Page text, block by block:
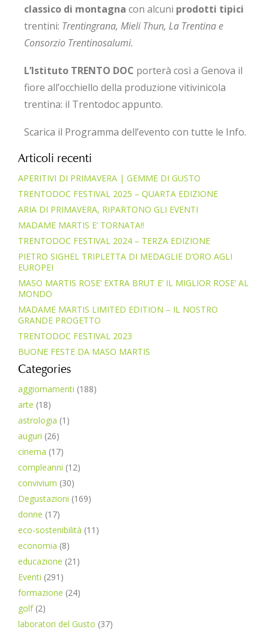
classico di montagna con alcuni prodotti tipici
trentini: Trentingrana, Mieli Thun, La Trentina e
Consorzio Trentinosalumi.
L’Istituto TRENTO DOC porterà così a Genova il
fiore all’occhiello della produzione vitivinicola
trentina: il Trentodoc appunto.
Scarica il Programma dell’evento con tutte le Info.
Articoli recenti
APERITIVI DI PRIMAVERA | GEMME DI GUSTO
TRENTODOC FESTIVAL 2025 – QUARTA EDIZIONE
ARIA DI PRIMAVERA, RIPARTONO GLI EVENTI
MADAME MARTIS E’ TORNATA!!
TRENTODOC FESTIVAL 2024 – TERZA EDIZIONE
PIETRO SIGHEL TRIPLETTA DI MEDAGLIE D’ORO AGLI
EUROPEI
MASO MARTIS ROSE’ EXTRA BRUT E’ IL MIGLIOR ROSE’ AL
MONDO
MADAME MARTIS LIMITED EDITION – IL NOSTRO
GRANDE PROGETTO
TRENTODOC FESTIVAL 2023
BUONE FESTE DA MASO MARTIS
Categories
aggiornamenti (188)
arte (18)
astrologia (1)
auguri (26)
cinema (17)
compleanni (12)
convivium (30)
Degustazioni (169)
donne (17)
eco-sostenibilità (11)
economia (8)
educazione (21)
Eventi (291)
formazione (24)
golf(2)
laboratori del Gusto (37)